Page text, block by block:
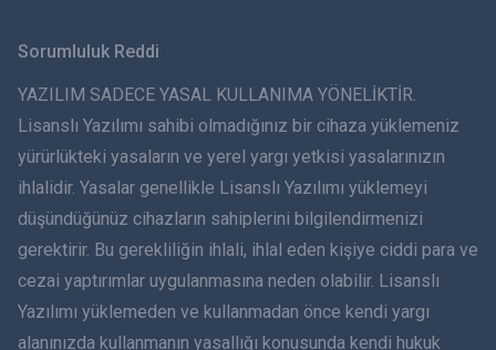
ภาษาไทย
Dansk
हिंदी
Sorumluluk Reddi
YAZILIM SADECE YASAL KULLANIMA YÖNELİKTİR.
Lisanslı Yazılımı sahibi olmadığınız bir cihaza yüklemeniz
yürürlükteki yasaların ve yerel yargı yetkisi yasalarınızın
ihlalidir. Yasalar genellikle Lisanslı Yazılımı yüklemeyi
düşündüğünüz cihazların sahiplerini bilgilendirmenizi
gerektirir. Bu gerekliliğin ihlali, ihlal eden kişiye ciddi para ve
cezai yaptırımlar uygulanmasına neden olabilir. Lisanslı
Yazılımı yüklemeden ve kullanmadan önce kendi yargı
alanınızda kullanmanın yasallığı konusunda kendi hukuk